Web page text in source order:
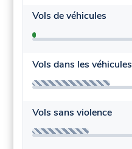
Vols de véhicules
Vols dans les véhicules
Vols sans violence